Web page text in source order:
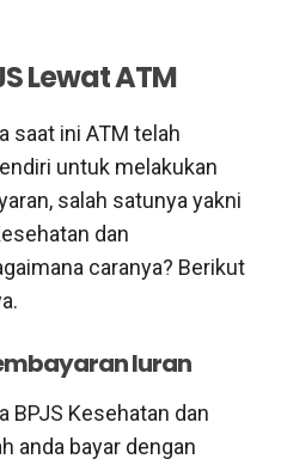
Lewat ATM
saat ini ATM telah
untuk melakukan
salah satunya yakni
dan
caranya? Berikut
Iuran
BPJS Kesehatan dan
anda bayar dengan